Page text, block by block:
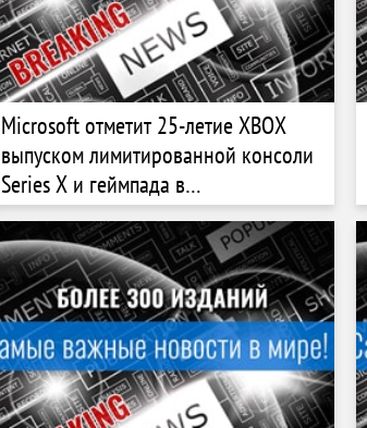
Microsoft отметит 25-летие XBOX
выпуском лимитированной консоли
Series X и геймпада в
полупрозрачном зеленом дизайне